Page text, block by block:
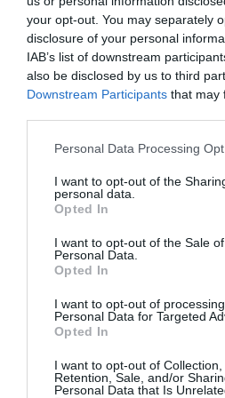
your opt-out. You may separately
disclosure of your personal
IAB’s list of downstream
also be disclosed by us to third
Downstream Participants that may
Personal Data Processing
I want to opt-out of the
personal data.
Opted In
I want to opt-out of the Sale
Personal Data.
Opted In
I want to opt-out of
Personal Data for Targeted
Opted In
I want to opt-out of Collection,
Retention, Sale, and/or
Personal Data that Is
deux et vivent une situation
entre les pings et les
ennemis de mon pays est motivé
qui ils doivent tout…
Les collabos arrogants pullulent
Boeing n’a rien perdu dans cette
plus réceptionner les avions
leurs avions plus tôt que prévu .